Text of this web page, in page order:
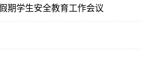
期学生安全教育工作会议